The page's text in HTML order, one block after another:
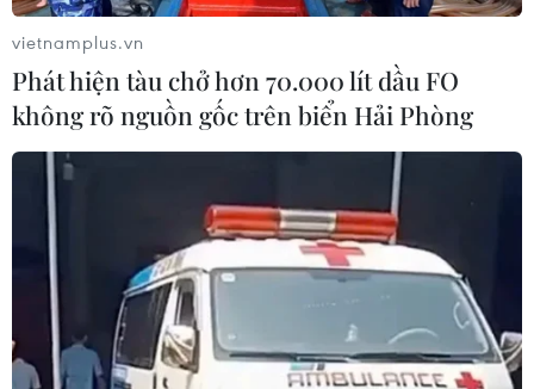
Hyundai, Kia sẽ đầu tư 80 triệu euro vào
hãng ôtô điện của Croatia
15/05/2019 07:36
Hyundai Motor Co. và công ty con Kia Motors Corp.,
thông báo sẽ đầu tư 80 triệu euro (90 triệu USD) vào
hãng sản xuất ô tô điện (EV) Rimac Automobili của
Croatia.
vietnamplus.vn
Phát hiện tàu chở hơn 70.000 lít dầu FO
không rõ nguồn gốc trên biển Hải Phòng